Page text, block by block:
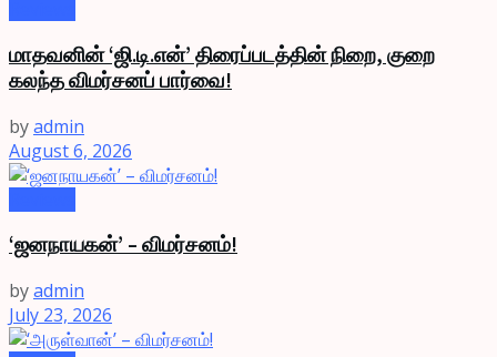
மாதவனின் ‘ஜி.டி.என்’ திரைப்படத்தின் நிறை, குறை
கலந்த விமர்சனப் பார்வை!
byadmin
August 6, 2026
‘ஜனநாயகன்’ – விமர்சனம்!
byadmin
July 23, 2026